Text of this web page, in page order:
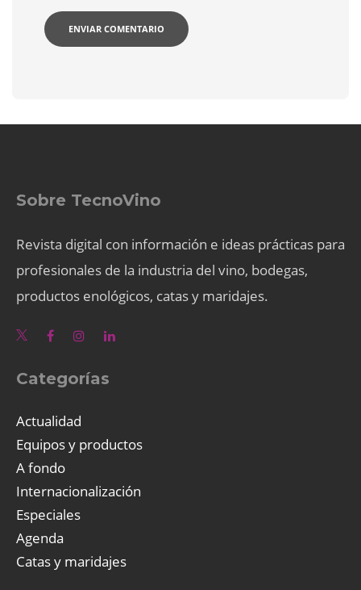
Sobre TecnoVino
Revista digital con información e ideas prácticas para
profesionales de la industria del vino, bodegas,
productos enológicos, catas y maridajes.
Categorías
Actualidad
Equipos y productos
A fondo
Internacionalización
Especiales
Agenda
Catas y maridajes